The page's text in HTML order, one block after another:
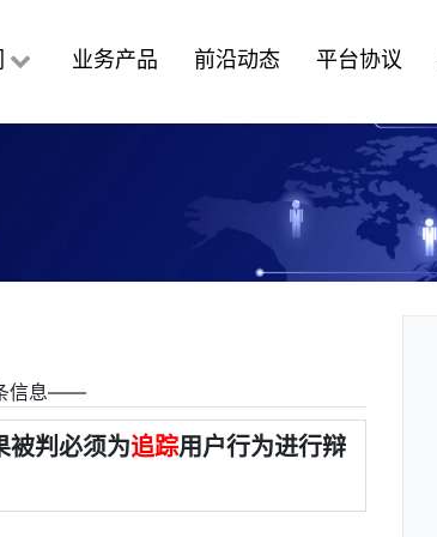
业务产品 前沿动态 平台协议
信息――
被判必须为追踪用户行为进行辩